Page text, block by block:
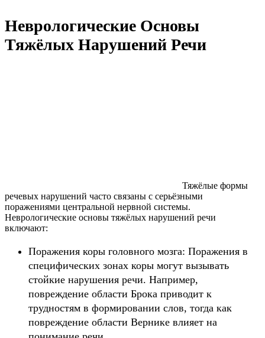
Неврологические Основы
Тяжёлых Нарушений Речи
Тяжёлые формы
речевых нарушений часто связаны с серьёзными
поражениями центральной нервной системы.
Неврологические основы тяжёлых нарушений речи
включают:
Поражения коры головного мозга: Поражения в
специфических зонах коры могут вызывать
стойкие нарушения речи. Например,
повреждение области Брока приводит к
трудностям в формировании слов, тогда как
повреждение области Вернике влияет на